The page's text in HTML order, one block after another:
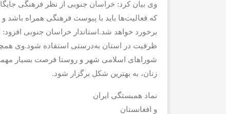
وی بیان کرد: خراسان جنوبی از نظر فرهنگی
که فعالیت‌ها باید با پیوست فرهنگی همراه باشد
برخورد خواهد شد.استاندار خراسان جنوبی
ظرفیت در استان به‌درستی استفاده شود.وی
شوراهای اسلامی شهر و روستا فرصت بسیار
زنان، به بهترین شکل برگزار شود.
نماد همبستگی ایران
و افغانستان